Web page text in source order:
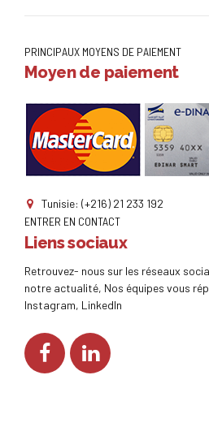
PRINCIPAUX MOYENS DE PAIEMENT
Moyen de paiement
Tunisie: (+216) 21 233 192
ENTRER EN CONTACT
Liens sociaux
Retrouvez- nous sur les réseaux
notre actualité, Nos équipes vous
Instagram, LinkedIn